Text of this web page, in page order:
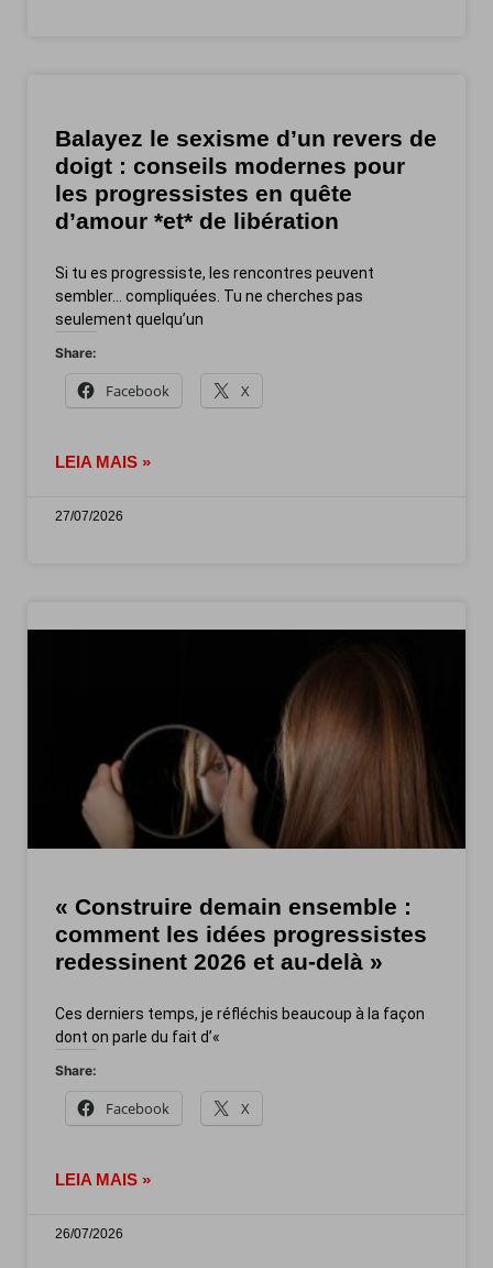
Balayez le sexisme d’un revers de
doigt : conseils modernes pour
les progressistes en quête
d’amour *et* de libération
Si tu es progressiste, les rencontres peuvent
sembler… compliquées. Tu ne cherches pas
seulement quelqu’un
Share:
Facebook X
LEIA MAIS »
27/07/2026
« Construire demain ensemble :
comment les idées progressistes
redessinent 2026 et au‑delà »
Ces derniers temps, je réfléchis beaucoup à la façon
dont on parle du fait d’«
Share:
Facebook X
LEIA MAIS »
26/07/2026